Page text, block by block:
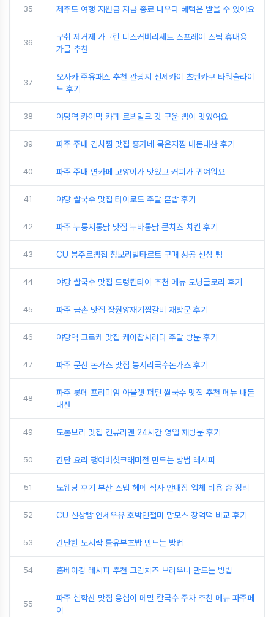
35 제주도 여행 지원금 지급 종료 나우다 혜택은 받을 수 있어요
36
구취 제거제 가그린 디스커버리세트 스프레이 스틱 휴대용
가글 추천
37
오사카 주유패스 추천 관광지 신세카이 츠텐카쿠 타워슬라이
드 후기
38 야당역 카이막 카페 르븨밀크 갓 구운 빵이 맛있어요
39 파주 주내 김치찜 맛집 홍가네 묵은지찜 내돈내산 후기
40 파주 주내 연카페 고양이가 맛있고 커피가 귀여워요
41 야당 쌀국수 맛집 타이로드 주말 혼밥 후기
42 파주 누룽지통닭 맛집 누바통닭 콘치즈 치킨 후기
43 CU 봉주르빵집 청보리밭타르트 구매 성공 신상 빵
44 야당 쌀국수 맛집 드렁킨타이 추천 메뉴 모닝글로리 후기
45 파주 금촌 맛집 장원양재기찜갈비 재방문 후기
46 야당역 고로케 맛집 케이찹사라다 주말 방문 후기
47 파주 문산 돈가스 맛집 봉서리국수돈가스 후기
48
파주 롯데 프리미엄 아울렛 퍼틴 쌀국수 맛집 추천 메뉴 내돈
내산
49 도톤보리 맛집 킨류라멘 24시간 영업 재방문 후기
50 간단 요리 팽이버섯크래미전 만드는 방법 레시피
51 노웨딩 후기 부산 스냅 헤메 식사 안내장 업체 비용 총 정리
52 CU 신상빵 연세우유 호박인절미 맘모스 창억떡 비교 후기
53 간단한 도시락 롤유부초밥 만드는 방법
54 홈베이킹 레시피 추천 크림치즈 브라우니 만드는 방법
55
파주 심학산 맛집 옹심이 메밀 칼국수 주차 추천 메뉴 파주페
이